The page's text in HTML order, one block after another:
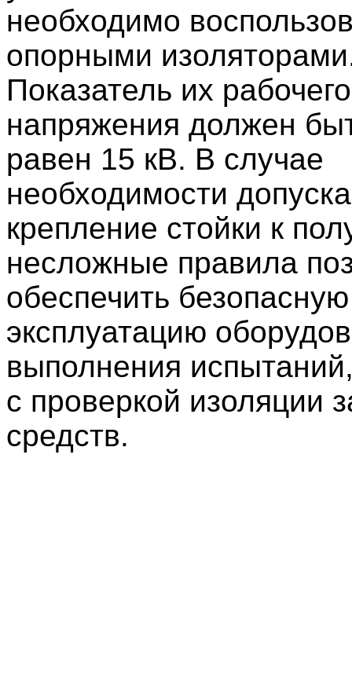
необходимо
опорными
Показатель их рабочего
напряжения должен
равен 15 кВ. В случае
необходимости
крепление стойки к
несложные правила
обеспечить безопасную
эксплуатацию
выполнения
с проверкой изоляции
средств.